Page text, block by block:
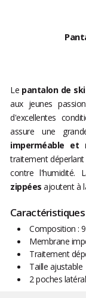
Le pantalon de
aux jeunes
d'excellentes
assure une
imperméable et
traitement
contre l'humidité.
zippéesajoutent à
Composition :
Membrane
Traitement
Taille ajustable
2 poches